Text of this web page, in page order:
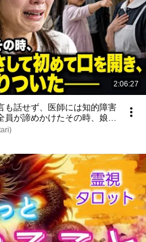
2:06:27
も話せず、医師には知的障害
が諦めかけたその時、娘が
を開き、私はその場で凍り